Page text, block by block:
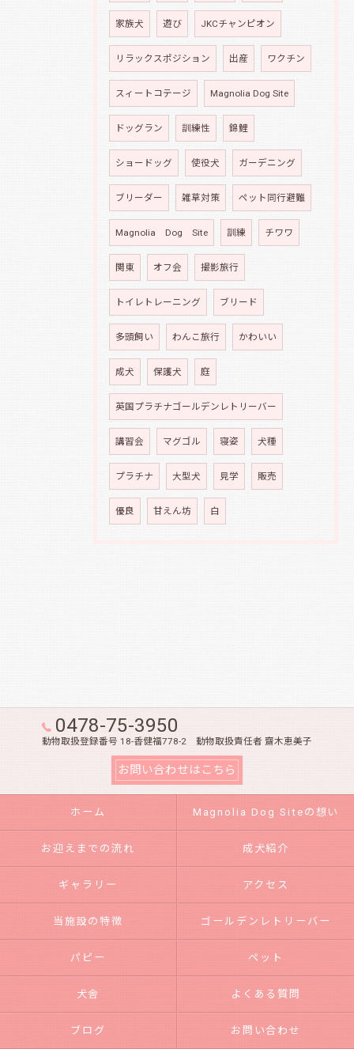
家族犬 遊び JKCチャンピオン
リラックスポジション 出産 ワクチン
スィートコテージ Magnolia Dog Site
ドッグラン 訓練性 錦鯉
ショードッグ 使役犬 ガーデニング
ブリーダー 雑草対策 ペット同行避難
Magnolia Dog Site 訓練 チワワ
関東 オフ会 撮影旅行
トイレトレーニング ブリード
多頭飼い わんこ旅行 かわいい
成犬 保護犬 庭
英国プラチナゴールデンレトリーバー
講習会 マグゴル 寝姿 犬種
プラチナ 大型犬 見学 販売
優良 甘えん坊 白
0478-75-3950
動物取扱登録番号 18-香健福778-2 動物取扱責任者 齋木恵美子
お問い合わせはこちら
ホーム Magnolia Dog Siteの想い
お迎えまでの流れ 成犬紹介
ギャラリー アクセス
当施設の特徴 ゴールデンレトリーバー
パピー ペット
犬舎 よくある質問
ブログ お問い合わせ